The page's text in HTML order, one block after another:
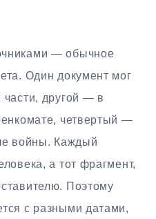
— обычное
Один документ мог
части, другой — в
четвертый —
войны. Каждый
а тот фрагмент,
Поэтому
с разными датами,